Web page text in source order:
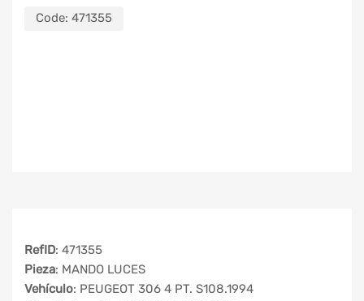
Code: 471355
RefID: 471355
Pieza: MANDO LUCES
Vehículo: PEUGEOT 306 4 PT. S108.1994